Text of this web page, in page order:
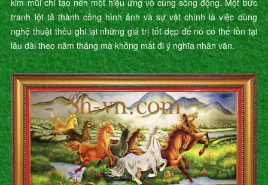
kim mũi chỉ tạo nên một hiệu ứng vô cùng sống động. Một bức
tranh lột tả thành công hình ảnh và sự vật chính là việc dùng
nghệ thuật thêu ghi lại những giá trị tốt đẹp để nó có thể tồn tại
lâu dài theo năm tháng mà không mất đi ý nghĩa nhân văn.